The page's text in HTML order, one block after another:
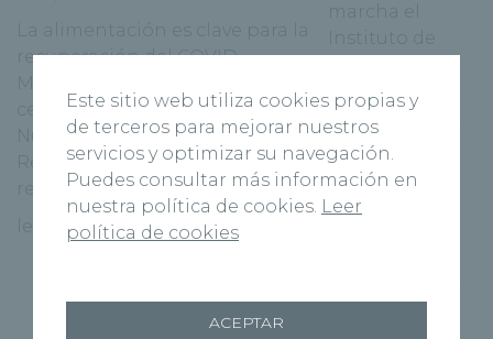
La alimentación es clave para la
recuperación del COVID
celebra el Día Nacional de la
Nutrición. Por ello, Recoletas
Red Hospitalaria quiere
recordar que [...]
leer más
marcha el
Instituto de
Digestiva
Inicio de la
cirugía
robótica en
Este sitio web utiliza cookies propias y
de terceros para mejorar nuestros
servicios y optimizar su navegación.
Puedes consultar más información en
nuestra política de cookies. Leer
política de cookies
ACEPTAR